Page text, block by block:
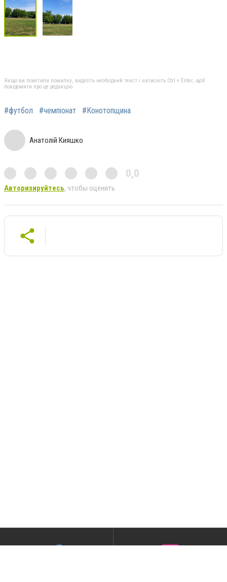
Якщо ви помітили помилку, виділіть необхідний текст і натисніть Ctrl + Enter, щоб
повідомити про це редакцію
#футбол #чемпіонат #Конотопщина
Анатолій Кияшко
0,0
Авторизируйтесь, чтобы оценить